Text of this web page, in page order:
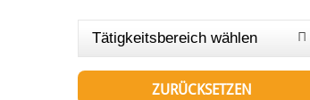
Tätigkeitsbereich wählen
ZURÜCKSETZEN